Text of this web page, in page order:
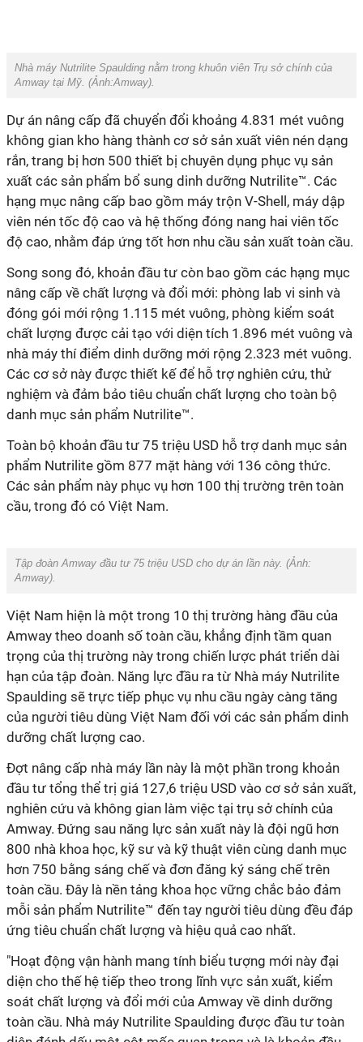
Nhà máy Nutrilite Spaulding nằm trong khuôn viên Trụ sở chính của
Amway tại Mỹ. (Ảnh:Amway).
Dự án nâng cấp đã chuyển đổi khoảng 4.831 mét vuông
không gian kho hàng thành cơ sở sản xuất viên nén dạng
rắn, trang bị hơn 500 thiết bị chuyên dụng phục vụ sản
xuất các sản phẩm bổ sung dinh dưỡng Nutrilite™. Các
hạng mục nâng cấp bao gồm máy trộn V-Shell, máy dập
viên nén tốc độ cao và hệ thống đóng nang hai viên tốc
độ cao, nhằm đáp ứng tốt hơn nhu cầu sản xuất toàn cầu.
Song song đó, khoản đầu tư còn bao gồm các hạng mục
nâng cấp về chất lượng và đổi mới: phòng lab vi sinh và
đóng gói mới rộng 1.115 mét vuông, phòng kiểm soát
chất lượng được cải tạo với diện tích 1.896 mét vuông và
nhà máy thí điểm dinh dưỡng mới rộng 2.323 mét vuông.
Các cơ sở này được thiết kế để hỗ trợ nghiên cứu, thử
nghiệm và đảm bảo tiêu chuẩn chất lượng cho toàn bộ
danh mục sản phẩm Nutrilite™.
Toàn bộ khoản đầu tư 75 triệu USD hỗ trợ danh mục sản
phẩm Nutrilite gồm 877 mặt hàng với 136 công thức.
Các sản phẩm này phục vụ hơn 100 thị trường trên toàn
cầu, trong đó có Việt Nam.
Tập đoàn Amway đầu tư 75 triệu USD cho dự án lần này. (Ảnh:
Amway).
Việt Nam hiện là một trong 10 thị trường hàng đầu của
Amway theo doanh số toàn cầu, khẳng định tầm quan
trọng của thị trường này trong chiến lược phát triển dài
hạn của tập đoàn. Năng lực đầu ra từ Nhà máy Nutrilite
Spaulding sẽ trực tiếp phục vụ nhu cầu ngày càng tăng
của người tiêu dùng Việt Nam đối với các sản phẩm dinh
dưỡng chất lượng cao.
Đợt nâng cấp nhà máy lần này là một phần trong khoản
đầu tư tổng thể trị giá 127,6 triệu USD vào cơ sở sản xuất,
nghiên cứu và không gian làm việc tại trụ sở chính của
Amway. Đứng sau năng lực sản xuất này là đội ngũ hơn
800 nhà khoa học, kỹ sư và kỹ thuật viên cùng danh mục
hơn 750 bằng sáng chế và đơn đăng ký sáng chế trên
toàn cầu. Đây là nền tảng khoa học vững chắc bảo đảm
mỗi sản phẩm Nutrilite™ đến tay người tiêu dùng đều đáp
ứng tiêu chuẩn chất lượng và hiệu quả cao nhất.
"Hoạt động vận hành mang tính biểu tượng mới này đại
diện cho thế hệ tiếp theo trong lĩnh vực sản xuất, kiểm
soát chất lượng và đổi mới của Amway về dinh dưỡng
toàn cầu. Nhà máy Nutrilite Spaulding được đầu tư toàn